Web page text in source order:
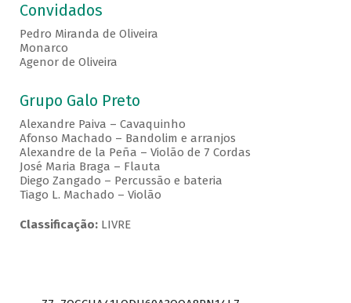
Convidados
Pedro Miranda de Oliveira
Monarco
Agenor de Oliveira
Grupo Galo Preto
Alexandre Paiva – Cavaquinho
Afonso Machado – Bandolim e arranjos
Alexandre de la Peña – Violão de 7 Cordas
José Maria Braga – Flauta
Diego Zangado – Percussão e bateria
Tiago L. Machado – Violão
Classificação:LIVRE